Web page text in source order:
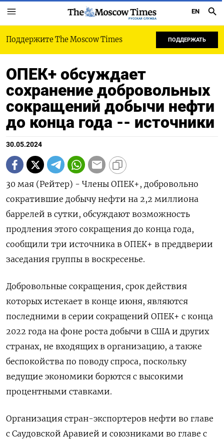
РУССКАЯ СЛУЖБА
EN
Поддержите The Moscow Times ПОДДЕРЖАТЬ
ОПЕК+ обсуждает
сохранение добровольных
сокращений добычи нефти
до конца года -- источники
30.05.2024
30 мая (Рейтер) - Члены ОПЕК+, добровольно
сократившие добычу нефти на 2,2 миллиона
баррелей в сутки, обсуждают возможность
продления этого сокращения до конца года,
сообщили три источника в ОПЕК+ в преддверии
заседания группы в воскресенье.
Добровольные сокращения, срок действия
которых истекает в конце июня, являются
последними в серии сокращений ОПЕК+ с конца
2022 года на фоне роста добычи в США и других
странах, не входящих в организацию, а также
беспокойства по поводу спроса, поскольку
ведущие экономики борются с высокими
процентными ставками.
Организация стран-экспортеров нефти во главе
с Саудовской Аравией и союзниками во главе с